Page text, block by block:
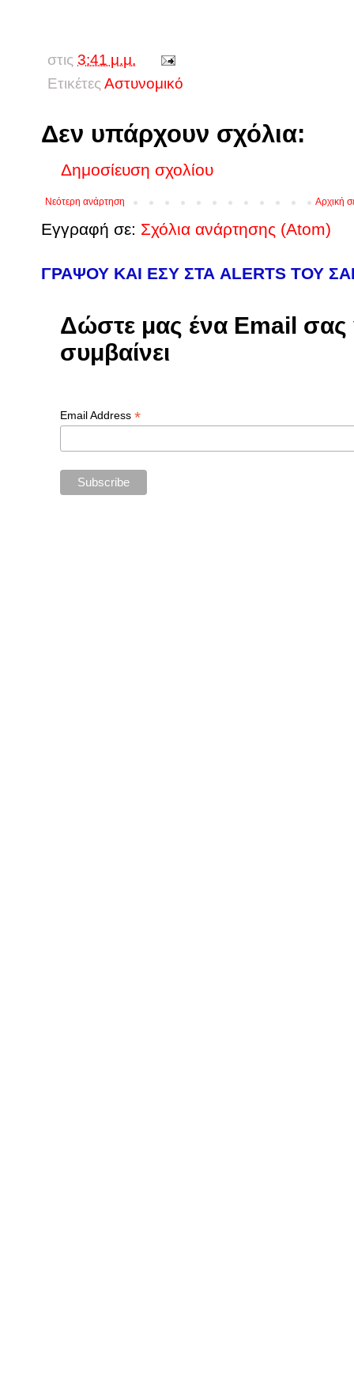
στις 3:41 μ.μ.
Ετικέτες Αστυνομικό
Δεν υπάρχουν σχόλια:
Δημοσίευση σχολίου
Νεότερη ανάρτηση Αρχική
Εγγραφή σε: Σχόλια ανάρτησης (Atom)
ΓΡΑΨΟΥ ΚΑΙ ΕΣΥ ΣΤΑ ALERTS ΤΟΥ
Δώστε μας ένα Email σας
συμβαίνει
Email Address *